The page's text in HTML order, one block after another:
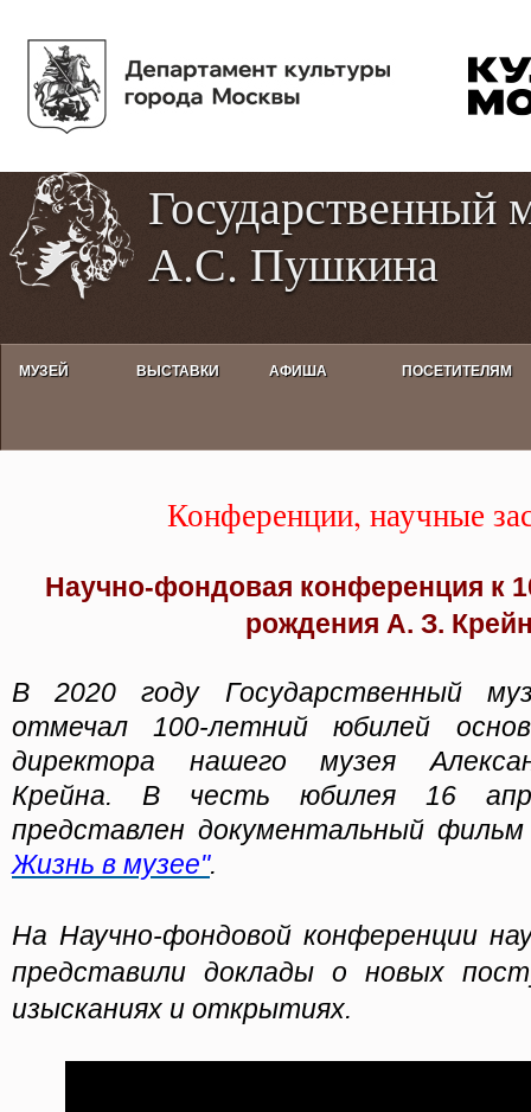
Государственный
А.С. Пушкина
МУЗЕЙ ВЫСТАВКИ АФИША ПОСЕТИТЕЛЯМ
Конференции, научные
Конференции, научные
Научно-фондовая конференция к
рождения А. З.
В 2020 году Государственный
отмечал 100-летний юбилей
директора нашего музея
Крейна. В честь юбилея 16
представлен документальный
Жизнь в музее".
На Научно-фондовой конференции
представили доклады о новых
изысканиях и открытиях.